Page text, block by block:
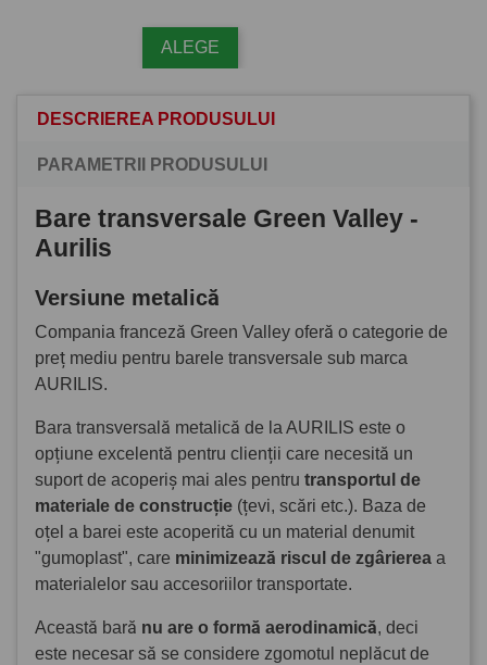
ALEGE
DESCRIEREA PRODUSULUI
PARAMETRII PRODUSULUI
Bare transversale Green Valley -
Aurilis
Versiune metalică
Compania franceză Green Valley oferă o categorie de
preț mediu pentru barele transversale sub marca
AURILIS.
Bara transversală metalică de la AURILIS este o
opțiune excelentă pentru clienții care necesită un
suport de acoperiș mai ales pentru transportul de
materiale de construcție (țevi, scări etc.). Baza de
oțel a barei este acoperită cu un material denumit
"gumoplast", care minimizează riscul de zgârierea a
materialelor sau accesoriilor transportate.
Această bară nu are o formă aerodinamică, deci
este necesar să se considere zgomotul neplăcut de